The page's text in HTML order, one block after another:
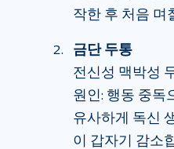
작한 후 처음 며
금단 두통
전신성 맥박성
원인: 행동 중독
유사하게 독신
이 갑자기 감소